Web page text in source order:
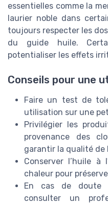
essentielles comme la
laurier noble dans
toujours respecter les
du guide huile.
potentialiser les effets
Conseils pour une
Faire un test de
utilisation sur une
Privilégier les
provenance des
garantir la qualité de
Conserver l’huile
chaleur pour
En cas de doute
consulter un